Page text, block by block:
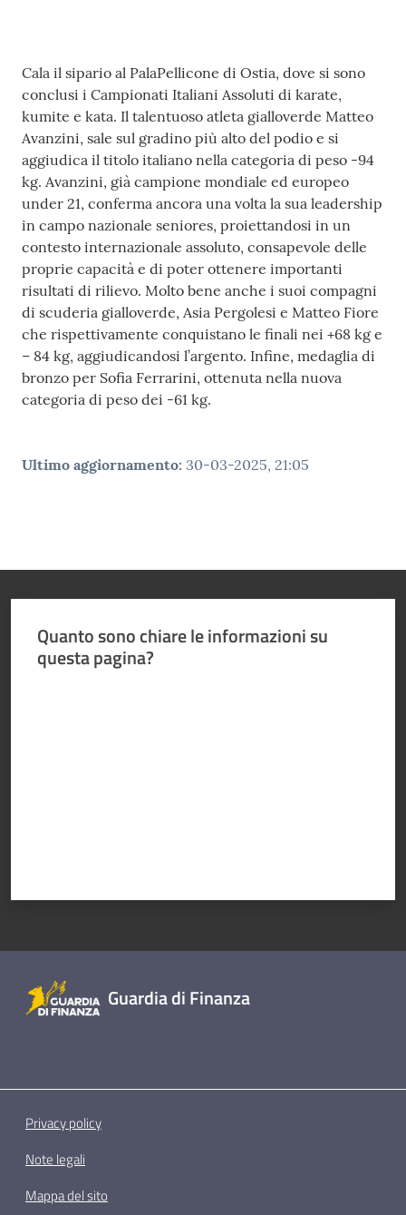
Seguici
su
Chi siamo
Cosa facciamo
Comunicazione
e media
Concorsi
Contenuto
Cala il sipario al PalaPellicone di Ostia, dove si sono
conclusi i Campionati Italiani Assoluti di karate,
kumite e kata. Il talentuoso atleta gialloverde Matteo
Avanzini, sale sul gradino più alto del podio e si
aggiudica il titolo italiano nella categoria di peso -94
kg. Avanzini, già campione mondiale ed europeo
under 21, conferma ancora una volta la sua leadership
in campo nazionale seniores, proiettandosi in un
contesto internazionale assoluto, consapevole delle
proprie capacità e di poter ottenere importanti
risultati di rilievo. Molto bene anche i suoi compagni
di scuderia gialloverde, Asia Pergolesi e Matteo Fiore
che rispettivamente conquistano le finali nei +68 kg e
– 84 kg, aggiudicandosi l’argento. Infine, medaglia di
bronzo per Sofia Ferrarini, ottenuta nella nuova
categoria di peso dei -61 kg.
Ultimo aggiornamento: 30-03-2025, 21:05
Quanto sono chiare le informazioni su
questa pagina?
Guardia di Finanza
Privacy policy
Note legali
Mappa del sito